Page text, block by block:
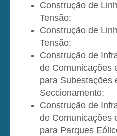
Construção de
Tensão;
Construção de
Tensão;
Construção de
de Comunicações
para Subestações
Seccionamento;
Construção de
de Comunicações
para Parques